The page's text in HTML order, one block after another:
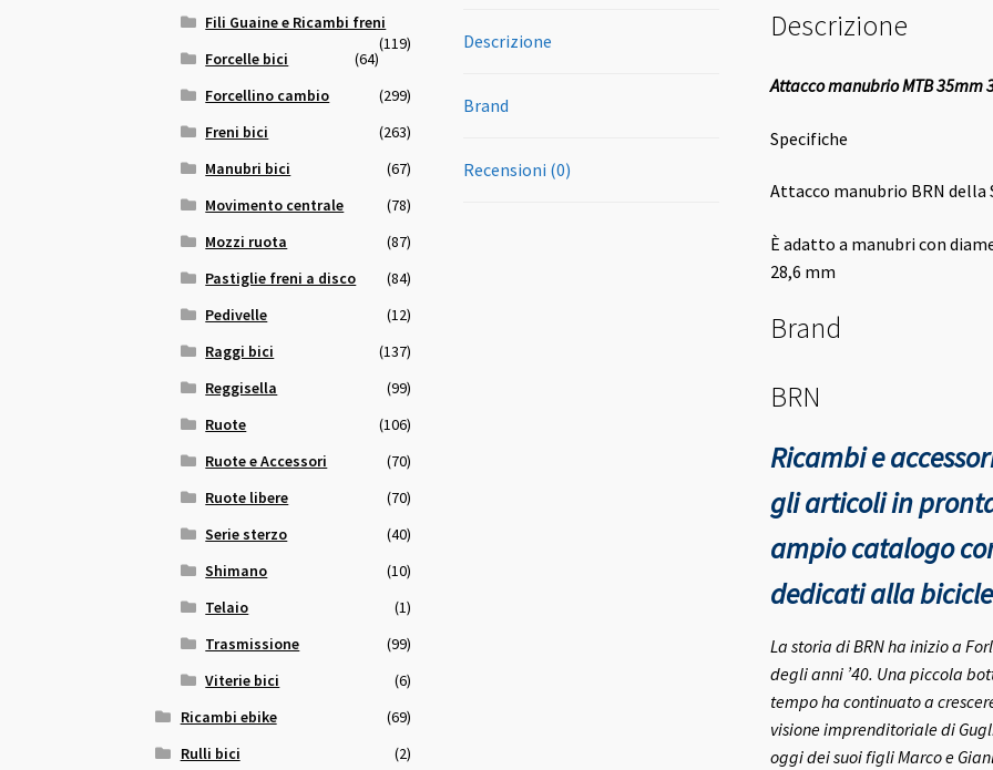
Descrizione
Brand
Recensioni (0)
Descrizione
Attacco manubrio MTB 35mm
Specifiche
Attacco manubrio BRN della
È adatto a manubri con
28,6 mm
Brand
BRN
Ricambi e
gli articoli in
ampio catalogo
dedicati alla
La storia di BRN ha inizio a
degli anni ’40. Una piccola
tempo ha continuato a
visione imprenditoriale di
oggi dei suoi figli Marco e
Fili Guaine e Ricambi freni
(119)
Forcelle bici
(64)
Forcellino cambio
(299)
Freni bici
(263)
Manubri bici
(67)
Movimento centrale
(78)
Mozzi ruota
(87)
Pastiglie freni a disco
(84)
Pedivelle
(12)
Raggi bici
(137)
Reggisella
(99)
Ruote
(106)
Ruote e Accessori
(70)
Ruote libere
(70)
Serie sterzo
(40)
Shimano
(10)
Telaio
(1)
Trasmissione
(99)
Viterie bici
(6)
Ricambi ebike
(69)
Rulli bici
(2)